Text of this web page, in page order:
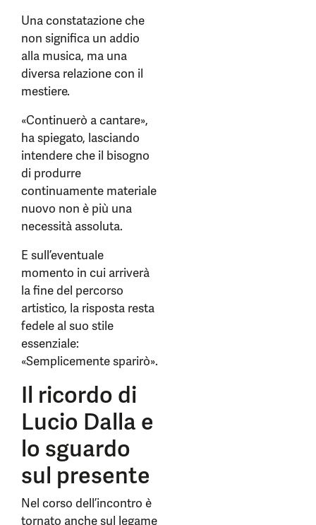
Una constatazione che
non significa un addio
alla musica, ma una
diversa relazione con il
mestiere.
«Continuerò a cantare»,
ha spiegato, lasciando
intendere che il bisogno
di produrre
continuamente materiale
nuovo non è più una
necessità assoluta.
E sull’eventuale
momento in cui arriverà
la fine del percorso
artistico, la risposta resta
fedele al suo stile
essenziale:
«Semplicemente sparirò».
Il ricordo di
Lucio Dalla e
lo sguardo
sul presente
Nel corso dell’incontro è
tornato anche sul legame